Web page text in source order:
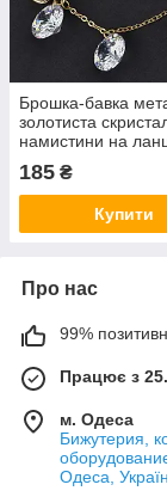
Брошка-бавка
золотиста
намистини на
розмір виробу 60
ювелірне
185 ₴
Купити
Про нас
99%
Працює з
м. Одеса
Бижутерия,
Одеса,